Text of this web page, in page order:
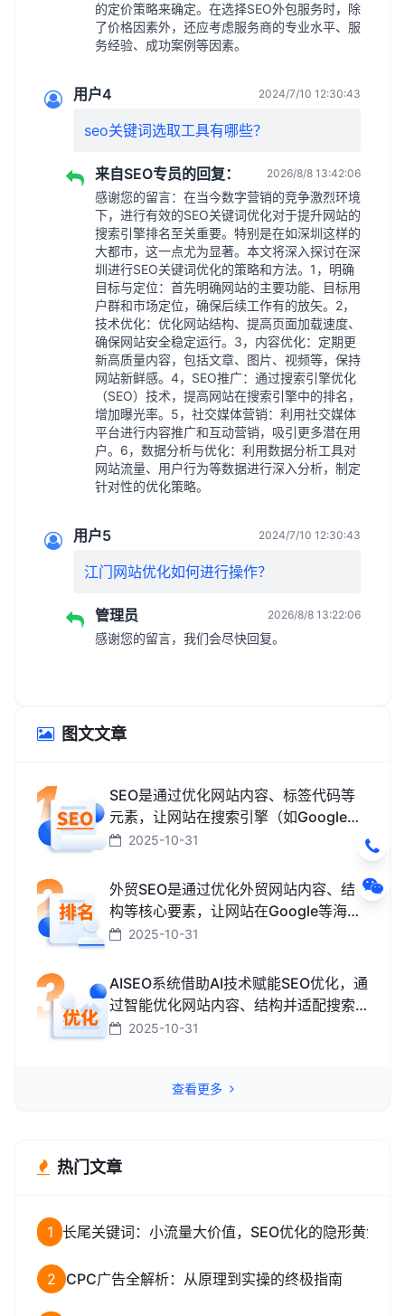
的定价策略来确定。在选择SEO外包服务时，除
了价格因素外，还应考虑服务商的专业水平、服
务经验、成功案例等因素。
用户4 2024/7/10 12:30:43
seo关键词选取工具有哪些？
来自SEO专员的回复： 2026/8/8 13:42:06
感谢您的留言：在当今数字营销的竞争激烈环境
下，进行有效的SEO关键词优化对于提升网站的
搜索引擎排名至关重要。特别是在如深圳这样的
大都市，这一点尤为显著。本文将深入探讨在深
圳进行SEO关键词优化的策略和方法。1，明确
目标与定位：首先明确网站的主要功能、目标用
户群和市场定位，确保后续工作有的放矢。2，
技术优化：优化网站结构、提高页面加载速度、
确保网站安全稳定运行。3，内容优化：定期更
新高质量内容，包括文章、图片、视频等，保持
网站新鲜感。4，SEO推广：通过搜索引擎优化
（SEO）技术，提高网站在搜索引擎中的排名，
增加曝光率。5，社交媒体营销：利用社交媒体
平台进行内容推广和互动营销，吸引更多潜在用
户。6，数据分析与优化：利用数据分析工具对
网站流量、用户行为等数据进行深入分析，制定
针对性的优化策略。
用户5 2024/7/10 12:30:43
江门网站优化如何进行操作？
管理员 2026/8/8 13:22:06
感谢您的留言，我们会尽快回复。
图文文章
SEO是通过优化网站内容、标签代码等
元素，让网站在搜索引擎（如Google、
百度、搜狗、必应）中排名更靠前，从
2025-10-31
外贸SEO是通过优化外贸网站内容、结
构等核心要素，让网站在Google等海外
搜索引擎中排名靠前，获取海外精准流
2025-10-31
AISEO系统借助AI技术赋能SEO优化，通
过智能优化网站内容、结构并适配搜索
引擎规则，助力网站快速提升排名，从
2025-10-31
查看更多
热门文章
1 长尾关键词：小流量大价值，SEO优化的隐形黄金矿
2 CPC广告全解析：从原理到实操的终极指南